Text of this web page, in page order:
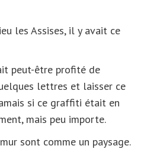
les Assises, il y avait ce
peut-être profité de
lettres et laisser ce
si ce graffiti était en
mais peu importe.
sont comme un paysage.